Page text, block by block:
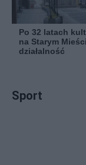
Po 32 latach
na Starym
działalność
Sport